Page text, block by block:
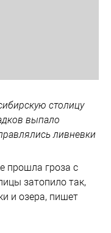
столицу
выпало
ливневки
прошла гроза с
затопило так,
и озера, пишет